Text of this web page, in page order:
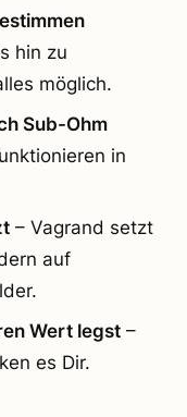
hin zu
möglich.
Sub-Ohm
in
– Vagrand setzt
auf
Wert legst –
es Dir.